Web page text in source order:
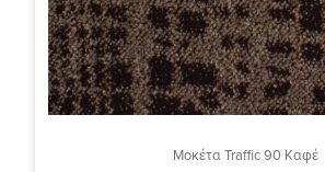
Μοκέτα Traffic 90 Καφέ